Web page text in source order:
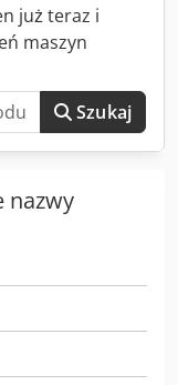
telefoniczny.
już teraz i
maszyn
Szukaj
nazwy